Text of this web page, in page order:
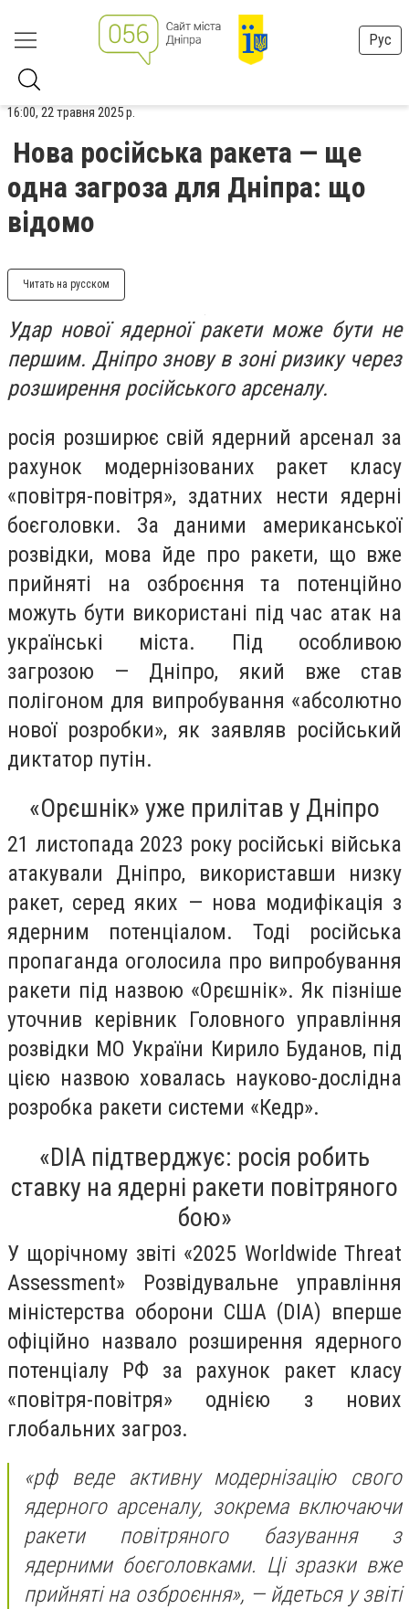
Рус
16:00, 22 травня 2025 р.
Нова російська ракета — ще
одна загроза для Дніпра: що
відомо
Читать на русском
Удар нової ядерної ракети може бути не
першим. Дніпро знову в зоні ризику через
розширення російського арсеналу.
росія розширює свій ядерний арсенал за
рахунок модернізованих ракет класу
«повітря-повітря», здатних нести ядерні
боєголовки. За даними американської
розвідки, мова йде про ракети, що вже
прийняті на озброєння та потенційно
можуть бути використані під час атак на
українські міста. Під особливою
загрозою — Дніпро, який вже став
полігоном для випробування «абсолютно
нової розробки», як заявляв російський
диктатор путін.
«Орєшнік» уже прилітав у Дніпро
21 листопада 2023 року російські війська
атакували Дніпро, використавши низку
ракет, серед яких — нова модифікація з
ядерним потенціалом. Тоді російська
пропаганда оголосила про випробування
ракети під назвою «Орєшнік». Як пізніше
уточнив керівник Головного управління
розвідки МО України Кирило Буданов, під
цією назвою ховалась науково-дослідна
розробка ракети системи «Кедр».
«DIA підтверджує: росія робить
ставку на ядерні ракети повітряного
бою»
У щорічному звіті «2025 Worldwide Threat
Assessment» Розвідувальне управління
міністерства оборони США (DIA) вперше
офіційно назвало розширення ядерного
потенціалу РФ за рахунок ракет класу
«повітря-повітря» однією з нових
глобальних загроз.
«рф веде активну модернізацію свого
ядерного арсеналу, зокрема включаючи
ракети повітряного базування з
ядерними боєголовками. Ці зразки вже
прийняті на озброєння», — йдеться у звіті